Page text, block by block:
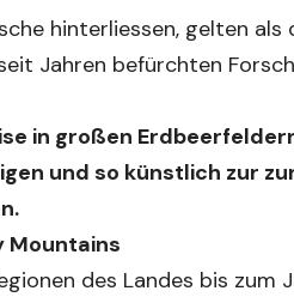
hinterliessen, gelten
Jahren befürchten
in großen
und so künstlich zur
Mountains
des Landes bis zum